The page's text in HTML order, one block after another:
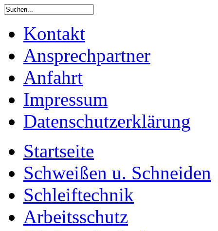
Kontakt
Ansprechpartner
Anfahrt
Impressum
Datenschutzerklärung
Startseite
Schweißen u. Schneiden
Schleiftechnik
Arbeitsschutz